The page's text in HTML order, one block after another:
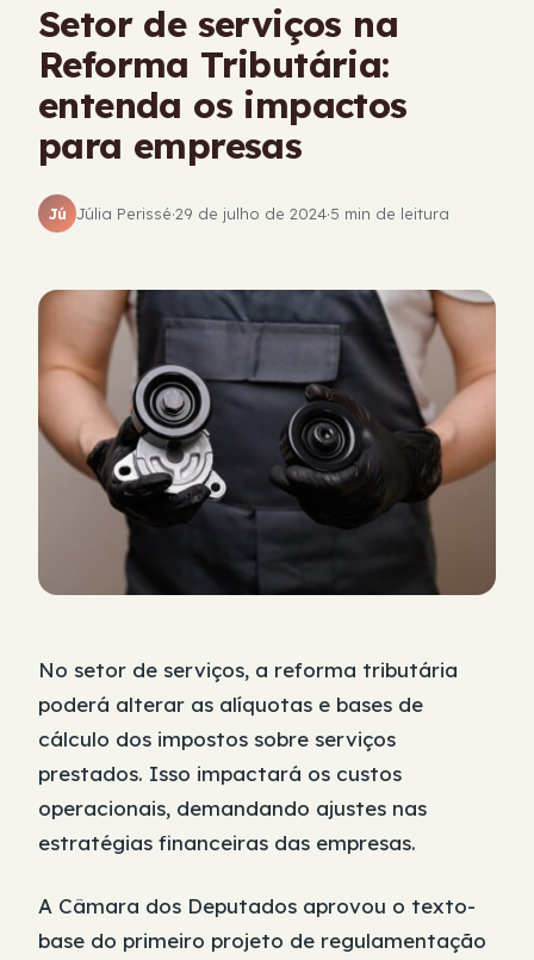
Setor de serviços na
Reforma Tributária:
entenda os impactos
para empresas
Jú Júlia Perissé·29 de julho de 2024·5 min de leitura
No setor de serviços, a reforma tributária
poderá alterar as alíquotas e bases de
cálculo dos impostos sobre serviços
prestados. Isso impactará os custos
operacionais, demandando ajustes nas
estratégias financeiras das empresas.
A Câmara dos Deputados aprovou o texto-
base do primeiro projeto de regulamentação